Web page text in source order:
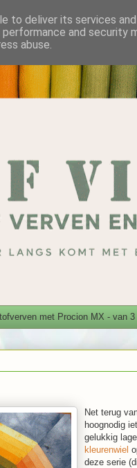
met Procion MX - van 3
Net terug
hoognodig
gelukkig
kleurenwiel
deze serie
to deliver its services
and
abuse.